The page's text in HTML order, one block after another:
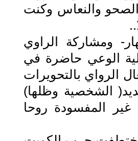
الصحو والنعاس وكنت
ومشاركة الراوي
الوعي حاضرة في
الرواي بالتحويرات
الشخصية وظلها)
غير المفسودة روحا